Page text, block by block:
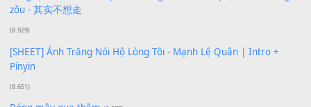
Phép Màu (OST Đàn Cá Gỗ)
[SHEET PIANO] Happy Birthday
Giá Như - Soobin Hoàng Sơn
Có Em Đời Bỗng Vui